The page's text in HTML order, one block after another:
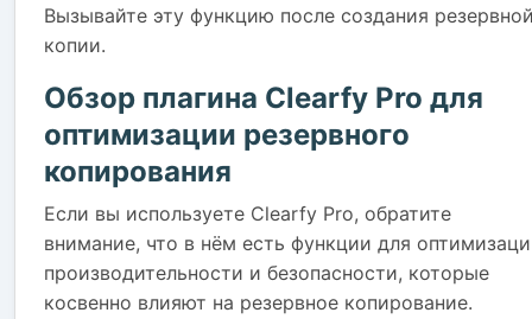
Вызывайте эту функцию после создания
копии.
Обзор плагина Clearfy Pro для
оптимизации резервного
копирования
Если вы используете Clearfy Pro, обратите
внимание, что в нём есть функции для
производительности и безопасности, которые
косвенно влияют на резервное копирование.